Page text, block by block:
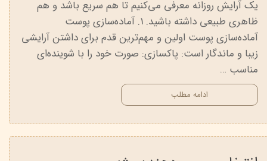
یک آرایش روزانه معرفی می‌کنیم تا هم سریع باشد و هم
ظاهری طبیعی داشته باشید. 1. آماده‌سازی پوست
آماده‌سازی پوست اولین و مهم‌ترین قدم برای داشتن آرایشی
زیبا و ماندگار است: پاکسازی: صورت خود را با شوینده‌ای
مناسب …
ادامه مطلب